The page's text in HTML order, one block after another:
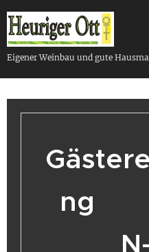
Eigener Weinbau und gute
ng